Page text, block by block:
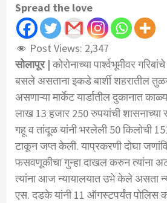
Spread the love
Post Views: 2,347
सोलापूर |कोरोनाच्या पार्श्वभूमीवर
बसले असताना इकडे बार्शी शहरातील
असणाऱ्या मार्केट यार्डातील दुकानात
लाख 13 हजार 250 रुपयांची शासनाच्या
गहू व तांदूळ यांनी भरलेली 50 किलोची
टाकून जप्त केली. याप्रकरणी दोघा
फसवणूकीचा गुन्हा दाखल करुन त्यांना
त्यांना आज न्यायालयात उभे केले असता
एस. दडके यांनी 11 ऑगस्टपर्यंत पोलिस